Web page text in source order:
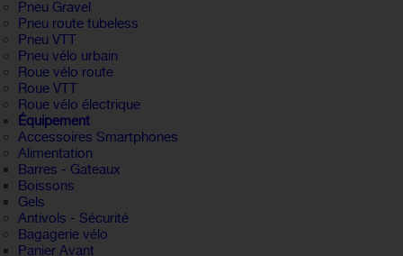
Pneu Gravel
Pneu route tubeless
Pneu VTT
Pneu vélo urbain
Roue vélo route
Roue VTT
Roue vélo électrique
Équipement
Accessoires Smartphones
Alimentation
Barres - Gateaux
Boissons
Gels
Antivols - Sécurité
Bagagerie vélo
Panier Avant